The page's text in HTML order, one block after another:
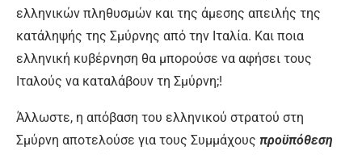
ελληνικών πληθυσμών και της άμεσης απειλής της
κατάληψής της Σμύρνης από την Ιταλία. Και ποια
ελληνική κυβέρνηση θα μπορούσε να αφήσει τους
Ιταλούς να καταλάβουν τη Σμύρνη;!
Άλλωστε, η απόβαση του ελληνικού στρατού στη
Σμύρνη αποτελούσε για τους Συμμάχους προϋπόθεση